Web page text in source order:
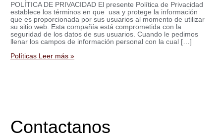
POLÍTICA DE PRIVACIDAD El presente Política de Privacidad
establece los términos en que usa y protege la información
que es proporcionada por sus usuarios al momento de utilizar
su sitio web. Esta compañía está comprometida con la
seguridad de los datos de sus usuarios. Cuando le pedimos
llenar los campos de información personal con la cual […]
Políticas Leer más »
Contactanos